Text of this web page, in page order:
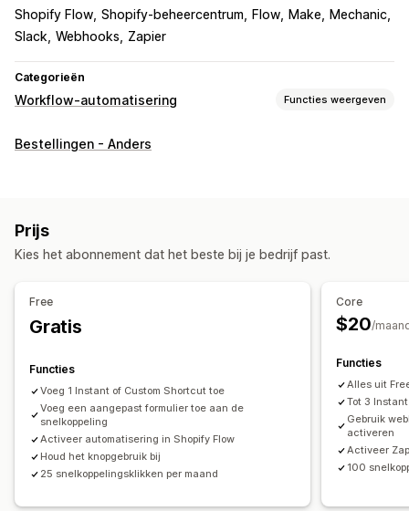
Shopify Flow Shopify-beheercentrum Flow Make
Mechanic
Slack Webhooks Zapier
Categorieën
Workflow-automatisering Functies weergeven
Automatiseringstaken
API's
Aangepaste workflows
Bestellingen - Anders
Prijs
Kies het abonnement dat het beste bij je bedrijf past.
Free
Gratis
Functies
Voeg 1 Instant of Custom Shortcut toe
Voeg een aangepast formulier toe aan de
snelkoppeling
Activeer automatisering in Shopify Flow
Houd het knopgebruik bij
25 snelkoppelingsklikken per maand
Core
$20/
Functies
Alles uit
Tot 3
Gebruik
activeren
Activeer
100